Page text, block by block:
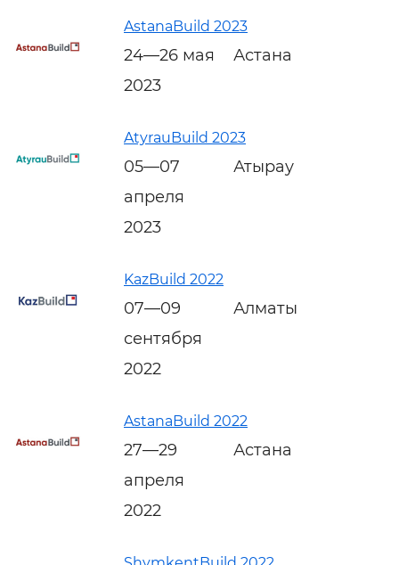
AstanaBuild 2023
24—26 мая
2023
Астана
AtyrauBuild 2023
05—07
апреля
2023
Атырау
KazBuild 2022
07—09
сентября
2022
Алматы
AstanaBuild 2022
27—29
апреля
2022
Астана